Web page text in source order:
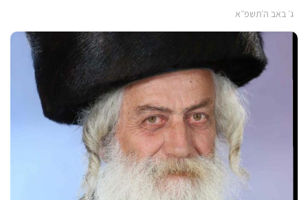
ג׳ באב ה׳תשפ״א